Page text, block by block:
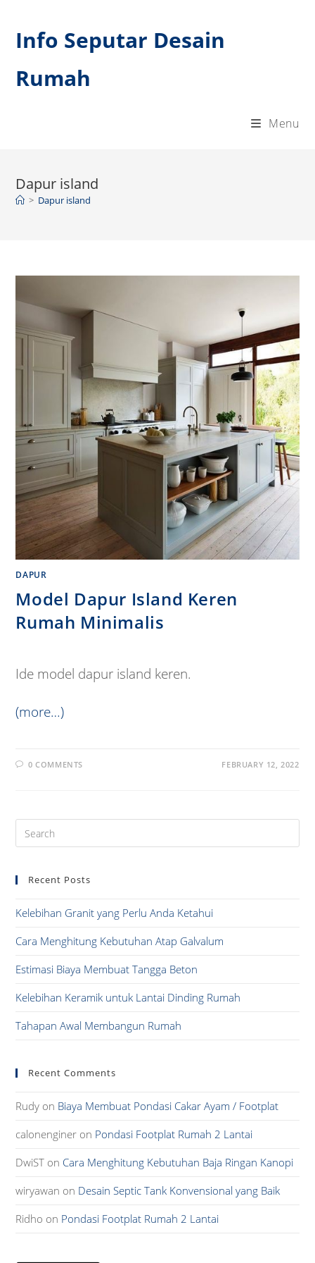
contentInfo Seputar Desain
Rumah
Menu
Dapur island
> Dapur island
DAPUR
Model Dapur Island Keren
Rumah Minimalis
Ide model dapur island keren.
(more…)
0 COMMENTS FEBRUARY 12, 2022
Recent Posts
Kelebihan Granit yang Perlu Anda Ketahui
Cara Menghitung Kebutuhan Atap Galvalum
Estimasi Biaya Membuat Tangga Beton
Kelebihan Keramik untuk Lantai Dinding Rumah
Tahapan Awal Membangun Rumah
Recent Comments
Rudy on Biaya Membuat Pondasi Cakar Ayam / Footplat
calonenginer on Pondasi Footplat Rumah 2 Lantai
DwiST on Cara Menghitung Kebutuhan Baja Ringan Kanopi
wiryawan on Desain Septic Tank Konvensional yang Baik
Ridho on Pondasi Footplat Rumah 2 Lantai